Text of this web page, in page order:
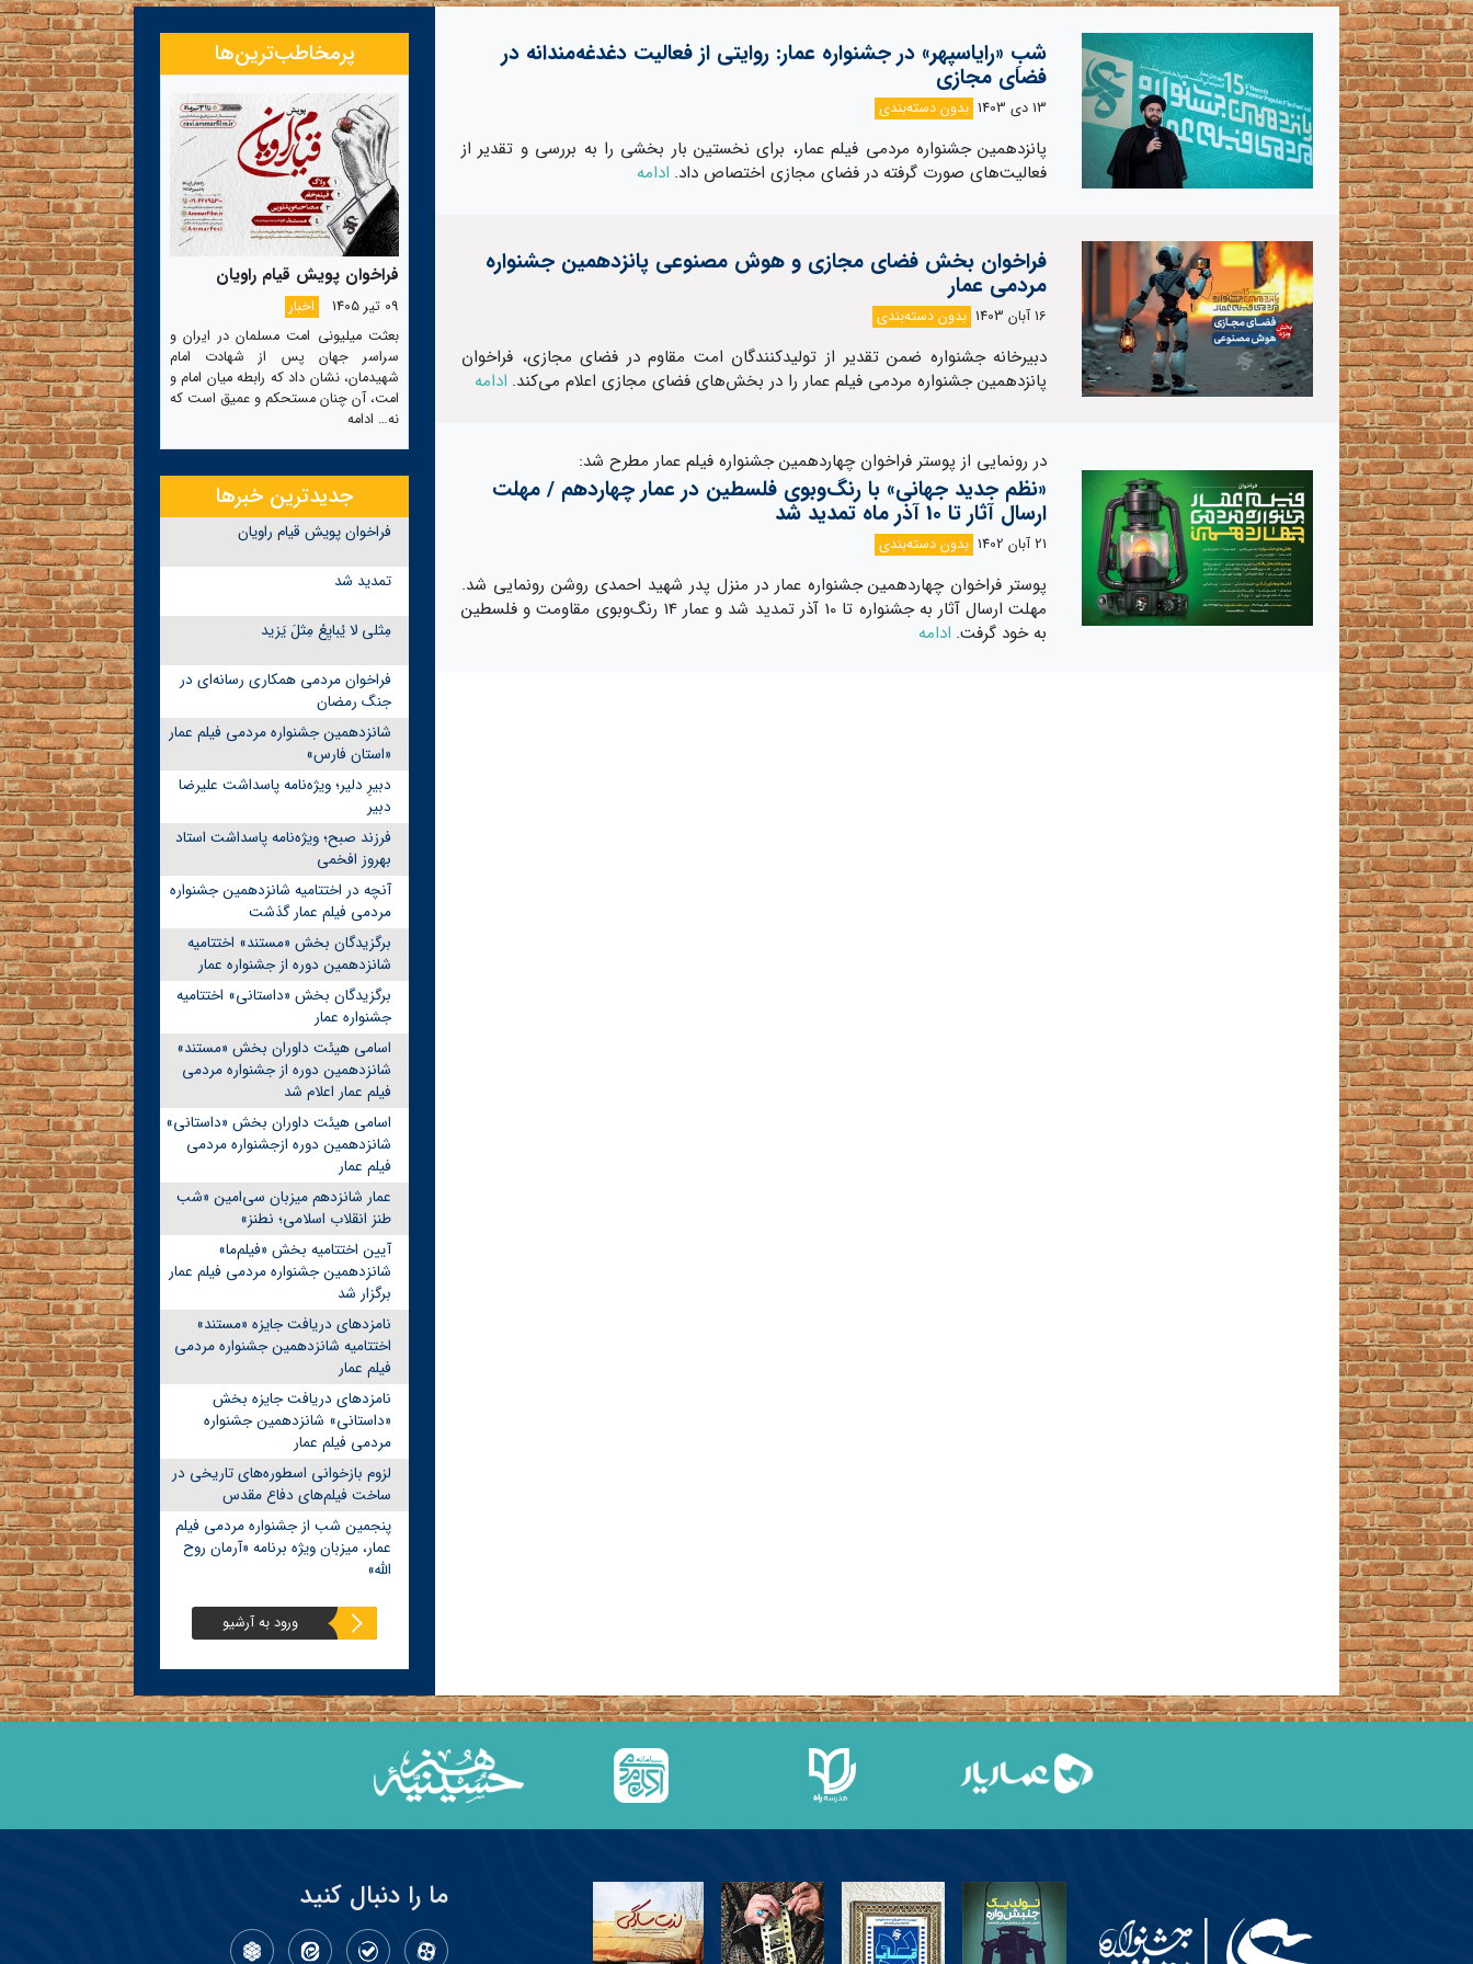
شبِ «رایاسپهر» در جشنواره عمار: روایتی از فعالیت دغدغه‌مندانه در
فضای مجازی
13 دی 1403 بدون دسته‌بندی
پانزدهمین جشنواره مردمی فیلم عمار، برای نخستین بار بخشی را به بررسی و تقدیر از
فعالیت‌های صورت گرفته در فضای مجازی اختصاص داد. ادامه
فراخوان بخش فضای مجازی و هوش مصنوعی پانزدهمین جشنواره
مردمی عمار
16 آبان 1403 بدون دسته‌بندی
دبیرخانه جشنواره ضمن تقدیر از تولیدکنندگان امت مقاوم در فضای مجازی، فراخوان
پانزدهمین جشنواره مردمی فیلم عمار را در بخش‌های فضای مجازی اعلام می‌کند. ادامه
در رونمایی از پوستر فراخوان چهاردهمین جشنواره فیلم عمار مطرح شد:
«نظم جدید جهانی» با رنگ‌وبوی فلسطین در عمار چهاردهم / مهلت
ارسال آثار تا 10 آذر ماه تمدید شد
21 آبان 1402 بدون دسته‌بندی
پوستر فراخوان چهاردهمین جشنواره عمار در منزل پدر شهید احمدی روشن رونمایی شد.
مهلت ارسال آثار به جشنواره تا 10 آذر تمدید شد و عمار 14 رنگ‌وبوی مقاومت و فلسطین
به خود گرفت. ادامه
پرمخاطب‌ترین‌ها
فراخوان پویش قیام راویان
09 تیر 1405
اخبار
بعثت میلیونی امت مسلمان در ایران و
سراسر جهان پس از شهادت امام
شهیدمان، نشان داد که رابطه میان امام و
امت، آن چنان مستحکم و عمیق است که
نه… ادامه
جدیدترین خبرها
فراخوان پویش قیام راویان
تمدید شد
مِثلی لا یُبایِعُ مِثلَ یَزید
فراخوان مردمی همکاری رسانه‌ای در
جنگ رمضان
شانزدهمین جشنواره مردمی فیلم عمار
«استان فارس»
دبیرِ دلیر؛ ویژه‌نامه پاسداشت علیرضا
دبیر
فرزند صبح؛ ویژه‌نامه پاسداشت استاد
بهروز افخمی
آنچه در اختتامیه شانزدهمین جشنواره
مردمی فیلم عمار گذشت
برگزیدگان بخش «مستند» اختتامیه
شانزدهمین دوره از جشنواره عمار
برگزیدگان بخش «داستانی» اختتامیه
جشنواره عمار
اسامی هیئت داوران بخش «مستند»
شانزدهمین دوره از جشنواره مردمی
فیلم عمار اعلام شد
اسامی هیئت داوران بخش «داستانی»
شانزدهمین دوره ازجشنواره مردمی
فیلم عمار
عمار شانزدهم میزبان سی‌امین «شب
طنز انقلاب اسلامی؛ نطنز»
آیین اختتامیه بخش «فیلم‌ما»
شانزدهمین جشنواره مردمی فیلم عمار
برگزار شد
نامزدهای دریافت جایزه «مستند»
اختتامیه شانزدهمین جشنواره مردمی
فیلم عمار
نامزدهای دریافت جایزه بخش
«داستانی» شانزدهمین جشنواره
مردمی فیلم عمار
لزوم بازخوانی اسطوره‌های تاریخی در
ساخت فیلم‌های دفاع مقدس
پنجمین شب از جشنواره مردمی فیلم
عمار، میزبان ویژه برنامه «آرمان روح
الله»
ورود به آرشیو
ما را دنبال کنید